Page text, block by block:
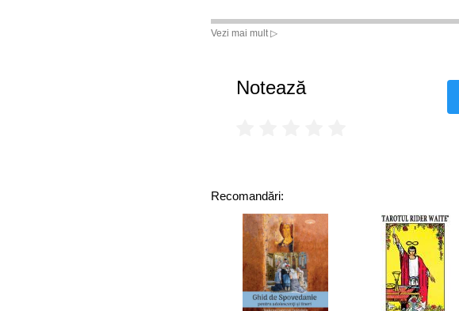
Vezi mai mult ▷
Notează
Recomandări: